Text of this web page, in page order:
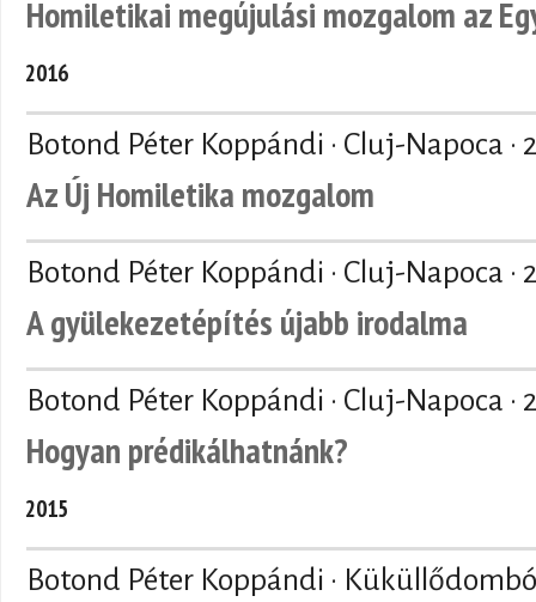
Homiletikai megújulási mozgalom az
2016
Botond Péter Koppándi · Cluj-Napoca ·
Az Új Homiletika mozgalom
Botond Péter Koppándi · Cluj-Napoca ·
A gyülekezetépítés újabb irodalma
Botond Péter Koppándi · Cluj-Napoca ·
Hogyan prédikálhatnánk?
2015
Botond Péter Koppándi ·